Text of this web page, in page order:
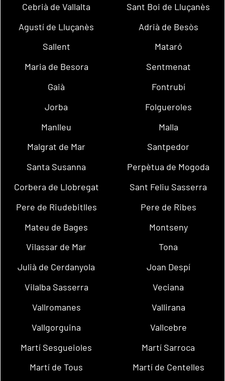
Cebrià de Vallalta
Sant Boi de Lluçanès
Agustí de Lluçanès
Adrià de Besòs
Sallent
Mataró
Maria de Besora
Sentmenat
Gaià
Fontrubí
Jorba
Folgueroles
Manlleu
Malla
Malgrat de Mar
Santpedor
Santa Susanna
Perpètua de Mogoda
Corbera de Llobregat
Sant Feliu Sasserra
Pere de Riudebitlles
Pere de Ribes
Mateu de Bages
Montseny
Vilassar de Mar
Tona
Julià de Cerdanyola
Joan Despí
Vilalba Sasserra
Veciana
Vallromanes
Vallirana
Vallgorguina
Vallcebre
Martí Sesgueioles
Martí Sarroca
Martí de Tous
Martí de Centelles